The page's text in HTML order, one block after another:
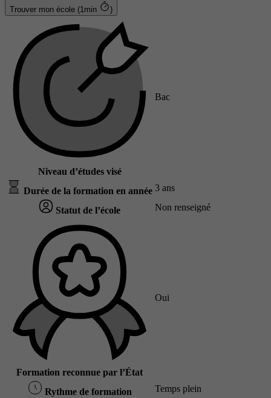
Trouver mon école (1min )
Niveau d’études visé
Bac
Durée de la formation en année 3 ans
Statut de l’école Non renseigné
Formation reconnue par l’État
Oui
Rythme de formation Temps plein